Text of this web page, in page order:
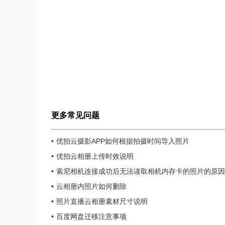
更多常见问题
优拍云摄影APP如何根据拍摄时间导入照片
优拍云相册上传时效说明
索尼相机连接成功后无法读取相机内存卡的照片的原
云相册内照片如何删除
照片直播云相册素材尺寸说明
百度网盘迁移注意事项